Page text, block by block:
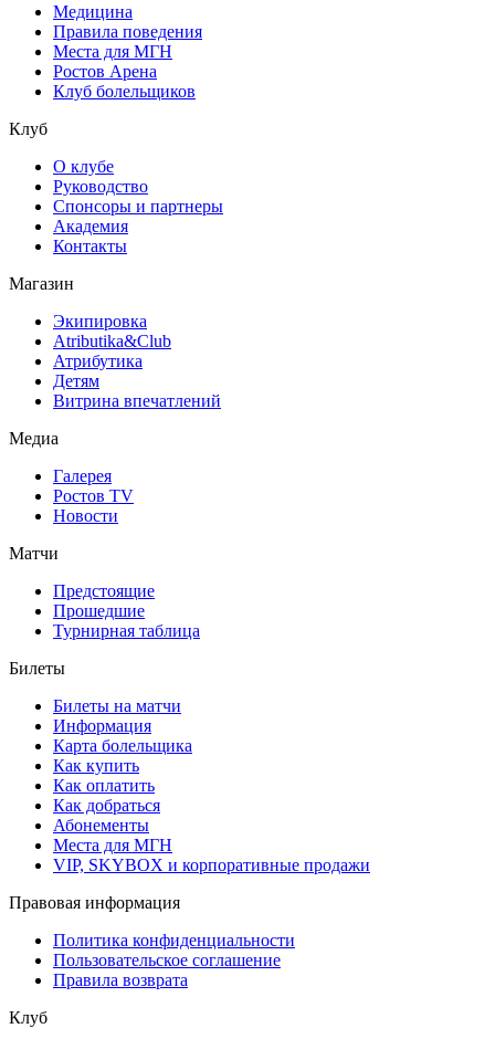
Медицина
Правила поведения
Места для МГН
Ростов Арена
Клуб болельщиков
Клуб
О клубе
Руководство
Спонсоры и партнеры
Академия
Контакты
Магазин
Экипировка
Atributika&Club
Атрибутика
Детям
Витрина впечатлений
Медиа
Галерея
Ростов TV
Новости
Матчи
Предстоящие
Прошедшие
Турнирная таблица
Билеты
Билеты на матчи
Информация
Карта болельщика
Как купить
Как оплатить
Как добраться
Абонементы
Места для МГН
VIP, SKYBOX и корпоративные продажи
Правовая информация
Политика конфиденциальности
Пользовательское соглашение
Правила возврата
Клуб